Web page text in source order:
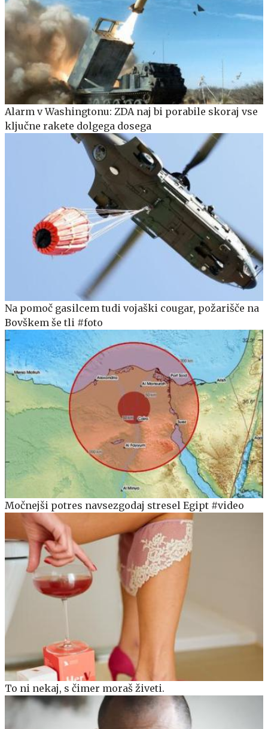
Alarm v Washingtonu: ZDA naj bi porabile skoraj vse
ključne rakete dolgega dosega
Na pomoč gasilcem tudi vojaški cougar, požarišče na
Bovškem še tli #foto
Močnejši potres navsezgodaj stresel Egipt #video
To ni nekaj, s čimer moraš živeti.